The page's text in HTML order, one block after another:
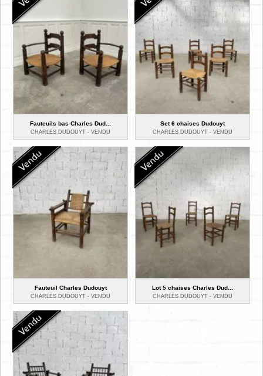
Fauteuils bas Charles Dud...
CHARLES DUDOUYT - VENDU
Set 6 chaises Dudouyt
CHARLES DUDOUYT - VENDU
Fauteuil Charles Dudouyt
CHARLES DUDOUYT - VENDU
Lot 5 chaises Charles Dud...
CHARLES DUDOUYT - VENDU